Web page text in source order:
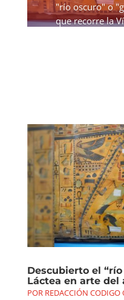
"río oscuro" o
que recorre la
Descubierto el
Láctea en arte
POR REDACCIÓN CODIGO